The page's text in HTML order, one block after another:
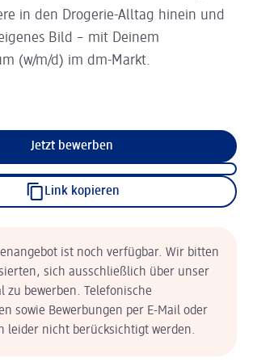
in den Drogerie-Alltag hinein und
Bild – mit Deinem
(w/m/d) im dm-Markt.
Jetzt bewerben
Link kopieren
ist noch verfügbar. Wir bitten
sich ausschließlich über unser
zu bewerben. Telefonische
sowie Bewerbungen per E-Mail oder
leider nicht berücksichtigt werden.